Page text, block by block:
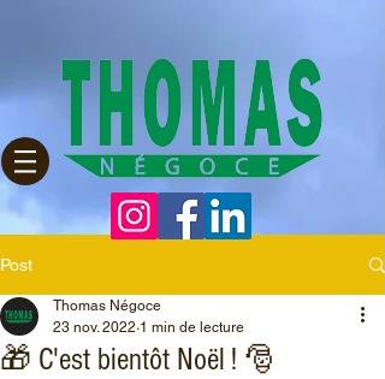
Post
🎁 C'est bientôt Noël ! 🎅
Thomas Négoce
23 nov. 2022 1 min de lecture